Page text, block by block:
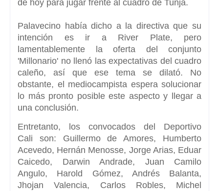
de hoy para jugar frente al cuadro de Tunja.
Palavecino había dicho a la directiva que su
intención es ir a
River Plate, pero
lamentablemente la oferta del conjunto
'Millonario' no llenó las expectativas del cuadro
caleño, así que ese tema se dilató. No
obstante, el mediocampista espera solucionar
lo más pronto posible este aspecto y llegar a
una conclusión.
Entretanto, los convocados del Deportivo
Cali son: Guillermo de Amores, Humberto
Acevedo, Hernán Menosse, Jorge Arias, Eduar
Caicedo, Darwin Andrade, Juan Camilo
Angulo, Harold Gómez, Andrés Balanta,
Jhojan Valencia, Carlos Robles, Michel